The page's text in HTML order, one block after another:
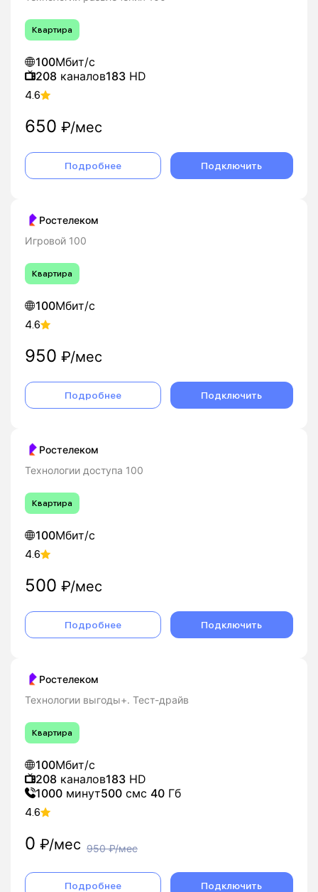
Квартира
100Мбит/с
208 каналов183 HD
4.6
650 ₽/мес
Подробнее Подключить
Ростелеком
Игровой 100
Квартира
100Мбит/с
4.6
950 ₽/мес
Подробнее Подключить
Ростелеком
Технологии доступа 100
Квартира
100Мбит/с
4.6
500 ₽/мес
Подробнее Подключить
Ростелеком
Технологии выгоды+. Тест-драйв
Квартира
100Мбит/с
208 каналов183 HD
1000 минут500 смс 40 Гб
4.6
0 ₽/мес 950₽/мес
Подробнее Подключить